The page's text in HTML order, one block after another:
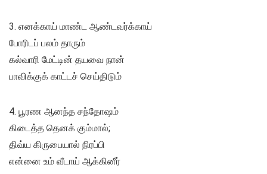
3. எனக்காய் மாண்ட ஆண்டவர்க்காய்
போரிடப் பலம் தாரும்
கல்வாரி மேட்டின் தயவை நான்
பாவிக்குக் காட்டச் செய்திடும்
4. பூரண ஆனந்த சந்தோஷம்
கிடைத்த தெனக் கும்மால்;
திவ்ய கிருபையால் நிரப்பி
என்னை உம் வீடாய் ஆக்கினீர்